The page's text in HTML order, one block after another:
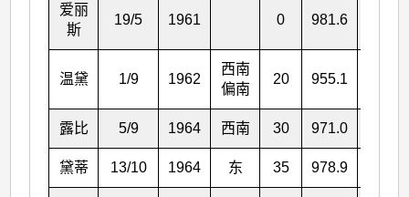
爱丽
斯
19/5 1961 0 981.6
温黛 1/9 1962
西南
偏南
20 955.1
露比 5/9 1964 西南 30 971.0
黛蒂 13/10 1964 东 35 978.9